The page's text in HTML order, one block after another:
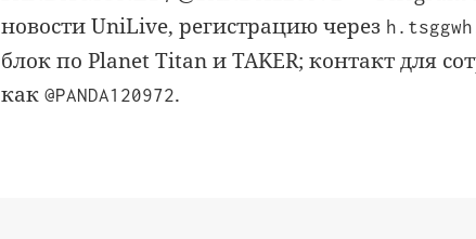
новости UniLive, регистрацию через
блок по Planet Titan и TAKER; контакт для
как@PANDA120972.